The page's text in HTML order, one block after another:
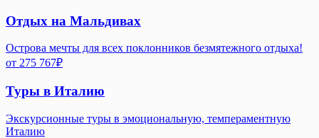
Отдых на Мальдивах
Острова мечты для всех поклонников безмятежного отдыха!
от 275 767₽
Туры в Италию
Экскурсионные туры в эмоциональную, темпераментную
Италию